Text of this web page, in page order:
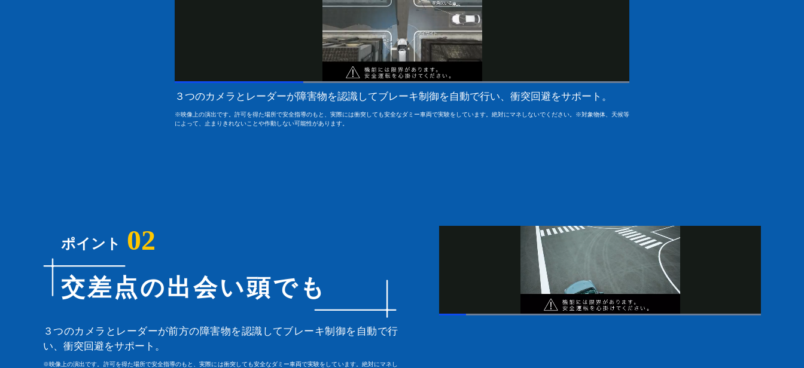
３つのカメラとレーダーが障害物を認識してブレーキ制御を自動で行い、衝突回避をサポート。
※映像上の演出です。許可を得た場所で安全指導のもと、実際には衝突しても安全なダミー車両で実験をしています。絶対にマネしないでください。※対象物体、天候等
によって、止まりきれないことや作動しない可能性があります。
ポイント 02
交差点の出会い頭でも
３つのカメラとレーダーが前方の障害物を認識してブレーキ制御を自動で行
い、衝突回避をサポート。
※映像上の演出です。許可を得た場所で安全指導のもと、実際には衝突しても安全なダミー車両で実験をしています。絶対にマネし